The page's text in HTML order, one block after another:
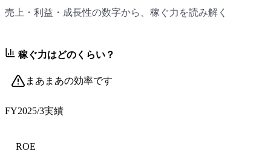
売上・利益・成長性の数字から、稼ぐ力を読み解く
稼ぐ力はどのくらい？
まあまあの効率です
FY2025/3実績
ROE